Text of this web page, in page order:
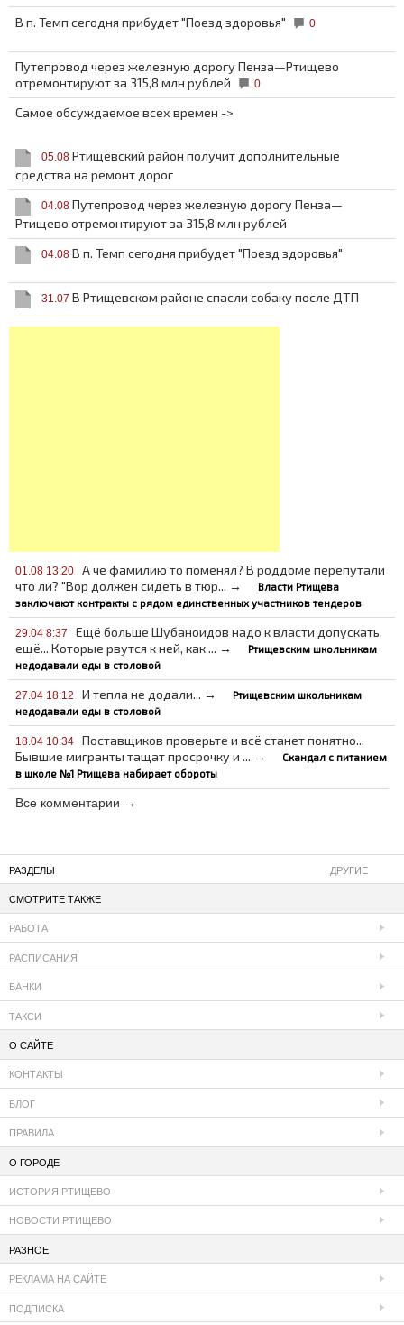
В п. Темп сегодня прибудет "Поезд здоровья" 0
Путепровод через железную дорогу Пенза—Ртищево
отремонтируют за 315,8 млн рублей
0
Самое обсуждаемое всех времен ->
05.08 Ртищевский район получит дополнительные
средства на ремонт дорог
04.08 Путепровод через железную дорогу Пенза—
Ртищево отремонтируют за 315,8 млн рублей
04.08 В п. Темп сегодня прибудет "Поезд здоровья"
31.07 В Ртищевском районе спасли собаку после ДТП
01.08 13:20
А че фамилию то поменял? В роддоме перепутали
что ли? "Вор должен сидеть в тюр... →
Власти Ртищева
заключают контракты с рядом единственных участников тендеров
29.04 8:37
Ещё больше Шубаноидов надо к власти допускать,
ещё... Которые рвутся к ней, как ... →
Ртищевским школьникам
недодавали еды в столовой
27.04 18:12 И тепла не додали... →
Ртищевским школьникам
недодавали еды в столовой
18.04 10:34
Поставщиков проверьте и всё станет понятно...
Бывшие мигранты тащат просрочку и ... →
Скандал с питанием
в школе №1 Ртищева набирает обороты
Все комментарии →
ДРУГИЕ
РАЗДЕЛЫ
СМОТРИТЕ ТАКЖЕ
РАБОТА
РАСПИСАНИЯ
БАНКИ
ТАКСИ
О САЙТЕ
КОНТАКТЫ
БЛОГ
ПРАВИЛА
О ГОРОДЕ
ИСТОРИЯ РТИЩЕВО
НОВОСТИ РТИЩЕВО
РАЗНОЕ
РЕКЛАМА НА САЙТЕ
ПОДПИСКА